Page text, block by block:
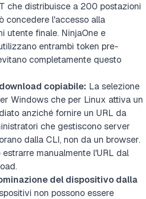
che distribuisce a 200 postazioni
concedere l'accesso alla
utente finale. NinjaOne e
entrambi token pre-
completamente questo
copiabile: La selezione
Windows che per Linux attiva un
anziché fornire un URL da
che gestiscono server
dalla CLI, non da un browser.
manualmente l'URL dal
del dispositivo dalla
non possono essere